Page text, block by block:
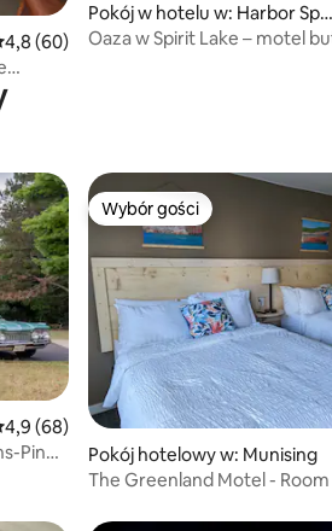
ocena: 4,8 na 5, liczba recenzji:
4,8 (60)
Pokój w hotelu w: Harbor Spri
ngs
Oaza w Spirit Lake – motel
ocena: 4,9 na 5, liczba recenzji:
4,9 (68)
Pines
Wybór gości
Wybór gości
Pokój hotelowy w: Munising
The Greenland Motel - Room